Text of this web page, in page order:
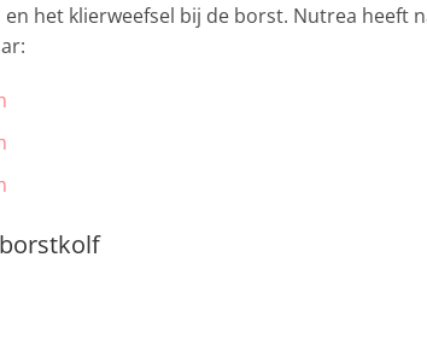
het klierweefsel bij de borst. Nutrea heeft